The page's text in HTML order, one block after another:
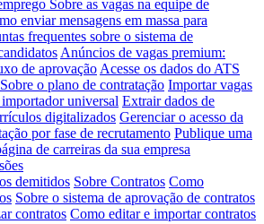
Sobre as vagas na equipe de
enviar mensagens em massa para
frequentes sobre o sistema de
Anúncios de vagas premium:
de aprovação Acesse os dados do ATS
Sobre o plano de contratação Importar vagas
universal Extrair dados de
digitalizados Gerenciar o acesso da
por fase de recrutamento Publique uma
de carreiras da sua empresa
demitidos Sobre Contratos Como
Sobre o sistema de aprovação de contratos
contratos Como editar e importar contratos